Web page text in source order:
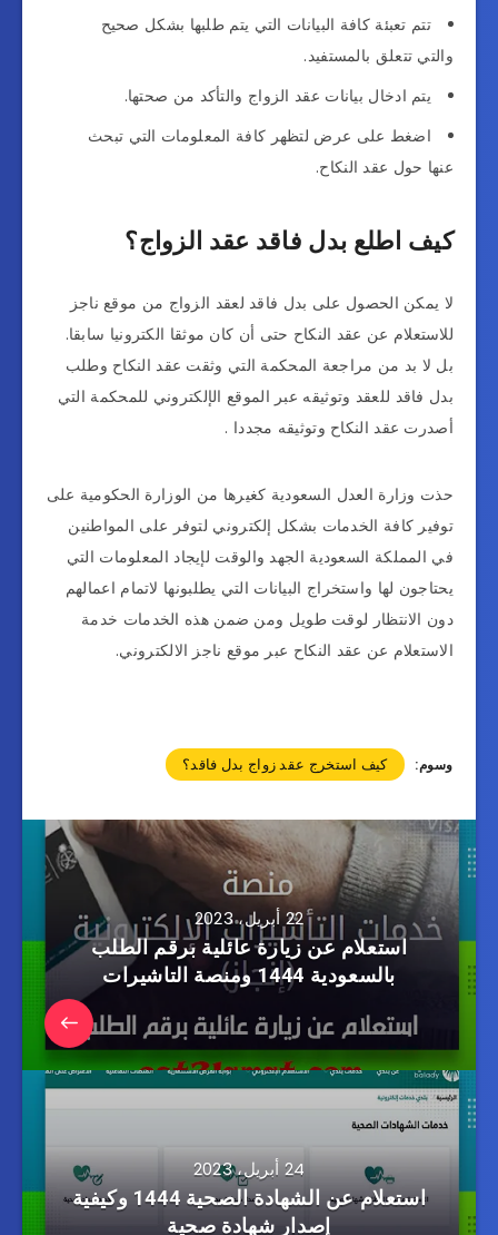
تتم تعبئة كافة البيانات التي يتم طلبها بشكل صحيح
والتي تتعلق بالمستفيد.
يتم ادخال بيانات عقد الزواج والتأكد من صحتها.
اضغط على عرض لتظهر كافة المعلومات التي تبحث
عنها حول عقد النكاح.
كيف اطلع بدل فاقد عقد الزواج؟
لا يمكن الحصول على بدل فاقد لعقد الزواج من موقع ناجز
للاستعلام عن عقد النكاح حتى أن كان موثقا الكترونيا سابقا.
بل لا بد من مراجعة المحكمة التي وثقت عقد النكاح وطلب
بدل فاقد للعقد وتوثيقه عبر الموقع الإلكتروني للمحكمة التي
أصدرت عقد النكاح وتوثيقه مجددا .
حذت وزارة العدل السعودية كغيرها من الوزارة الحكومية على
توفير كافة الخدمات بشكل إلكتروني لتوفر على المواطنين
في المملكة السعودية الجهد والوقت لإيجاد المعلومات التي
يحتاجون لها واستخراج البيانات التي يطلبونها لاتمام اعمالهم
دون الانتظار لوقت طويل ومن ضمن هذه الخدمات خدمة
الاستعلام عن عقد النكاح عبر موقع ناجز الالكتروني.
وسوم: كيف استخرج عقد زواج بدل فاقد؟
22 أبريل، 2023
استعلام عن زيارة عائلية برقم الطلب
بالسعودية 1444 ومنصة التاشيرات
24 أبريل، 2023
استعلام عن الشهادة الصحية 1444 وكيفية
إصدار شهادة صحية